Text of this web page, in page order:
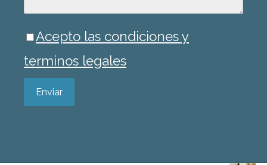
Acepto las condiciones y
terminos legales
Enviar